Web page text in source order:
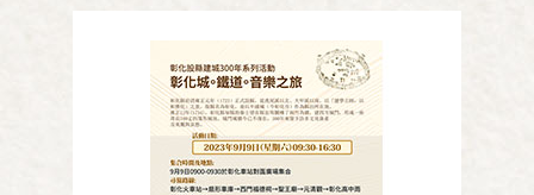
中國人」，2018年12月，入籍美國，自由
在哪裡，祖國就在哪裡 ...